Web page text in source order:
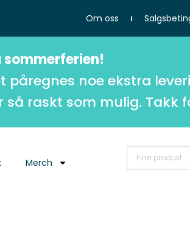
Om oss
noe ekstra
raskt som mulig. Takk
Merch